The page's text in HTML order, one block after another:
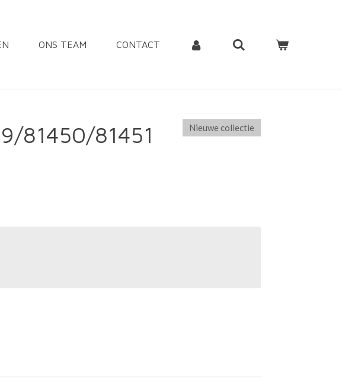
ONS TEAM CONTACT
81450/81451 Nieuwe collectie